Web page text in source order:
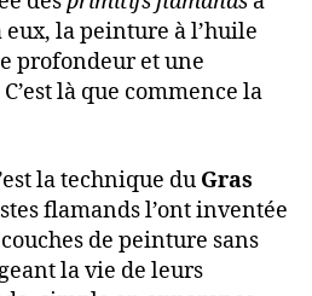
eux, la peinture à l’huile
profondeur et une
là que commence la
la technique du Gras
flamands l’ont inventée
de peinture sans
la vie de leurs